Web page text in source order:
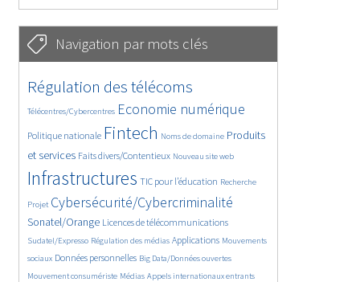
Navigation par mots clés
4647/5647
Régulation des télécoms
362/5647
Télécentres/Cybercentres
3729/5647 Economie numérique
1853/5647
Politique nationale
5178/5647 Fintech
682/5647
Noms de domaine
2405/5647
Produits
et services
1575/5647 Faits divers/Contentieux
836/5647 Nouveau site web
5647/5647
Infrastructures
1841/5647
TIC pour l’éducation
195/5647
Recherche
246/5647
Projet
3601/5647Cybersécurité/Cybercriminalité
2321/5647
Sonatel/Orange
1630/5647 Licences de télécommunications
292/5647
Sudatel/Expresso
1025/5647 Régulation des médias
1511/5647 Applications
1187/5647
Mouvements
sociaux
1661/5647Données personnelles
143/5647 Big Data/Données ouvertes
630/5647
Mouvement consumériste
365/5647 Médias
684/5647 Appels internationaux entrants
1757/5647